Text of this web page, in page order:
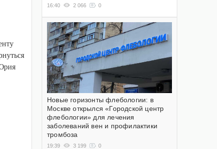
16:40 2 066 0
Новые горизонты флебологии: в
Москве открылся «Городской центр
флебологии» для лечения
заболеваний вен и профилактики
тромбоза
19:39 3 199 0